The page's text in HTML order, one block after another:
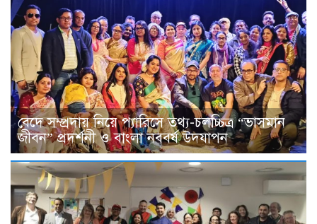
বেদে সম্প্রদায় নিয়ে প্যারিসে তথ্য-চলচ্চিত্র “ভাসমান
জীবন” প্রদর্শনী ও বাংলা নববর্ষ উদযাপন